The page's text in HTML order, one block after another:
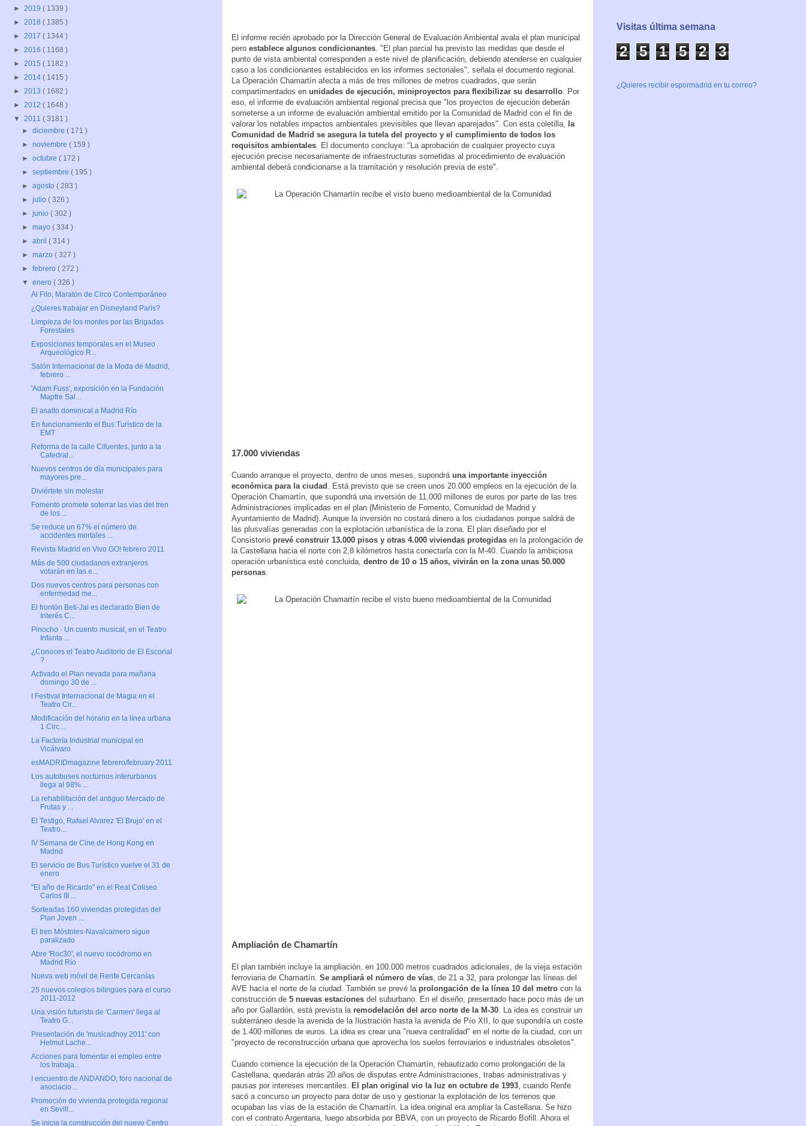
El informe recién aprobado por la Dirección General de Evaluación Ambiental avala el plan municipal
pero establece algunos condicionantes. "El plan parcial ha previsto las medidas que desde el
punto de vista ambiental corresponden a este nivel de planificación, debiendo atenderse en cualquier
caso a los condicionantes establecidos en los informes sectoriales", señala el documento regional.
La Operación Chamartín afecta a más de tres millones de metros cuadrados, que serán
compartimentados en unidades de ejecución, miniproyectos para flexibilizar su desarrollo. Por
eso, el informe de evaluación ambiental regional precisa que "los proyectos de ejecución deberán
someterse a un informe de evaluación ambiental emitido por la Comunidad de Madrid con el fin de
valorar los notables impactos ambientales previsibles que llevan aparejados". Con esta coletilla, la
Comunidad de Madrid se asegura la tutela del proyecto y el cumplimiento de todos los
requisitos ambientales. El documento concluye: "La aprobación de cualquier proyecto cuya
ejecución precise necesariamente de infraestructuras sometidas al procedimiento de evaluación
ambiental deberá condicionarse a la tramitación y resolución previa de este".
17.000 viviendas
Cuando arranque el proyecto, dentro de unos meses, supondrá una importante inyección
económica para la ciudad . Está previsto que se creen unos 20.000 empleos en la ejecución de la
Operación Chamartín, que supondrá una inversión de 11.000 millones de euros por parte de las tres
Administraciones implicadas en el plan (Ministerio de Fomento, Comunidad de Madrid y
Ayuntamiento de Madrid). Aunque la inversión no costará dinero a los ciudadanos porque saldrá de
las plusvalías generadas con la explotación urbanística de la zona. El plan diseñado por el
Consistorio prevé construir 13.000 pisos y otras 4.000 viviendas protegidas en la prolongación de
la Castellana hacia el norte con 2,8 kilómetros hasta conectarla con la M-40. Cuando la ambiciosa
operación urbanística esté concluida, dentro de 10 o 15 años, vivirán en la zona unas 50.000
personas.
Ampliación de Chamartín
El plan también incluye la ampliación, en 100.000 metros cuadrados adicionales, de la vieja estación
ferroviaria de Chamartín. Se ampliará el número de vías, de 21 a 32, para prolongar las líneas del
AVE hacía el norte de la ciudad. También se prevé la prolongación de la línea 10 del metro con la
construcción de 5 nuevas estaciones del suburbano. En el diseño, presentado hace poco más de un
año por Gallardón, está prevista la remodelación del arco norte de la M-30. La idea es construir un
subterráneo desde la avenida de la Ilustración hasta la avenida de Pío XII, lo que supondría un coste
de 1.400 millones de euros. La idea es crear una "nueva centralidad" en el norte de la ciudad, con un
"proyecto de reconstrucción urbana que aprovecha los suelos ferroviarios e industriales obsoletos".
Cuando comience la ejecución de la Operación Chamartín, rebautizado como prolongación de la
Castellana, quedarán atrás 20 años de disputas entre Administraciones, trabas administrativas y
pausas por intereses mercantiles. El plan original vio la luz en octubre de 1993, cuando Renfe
sacó a concurso un proyecto para dotar de uso y gestionar la explotación de los terrenos que
ocupaban las vías de la estación de Chamartín. La idea original era ampliar la Castellana. Se hizo
con el contrato Argentaria, luego absorbida por BBVA, con un proyecto de Ricardo Bofill. Ahora el
► 2019 ( 1339 )
► 2018 ( 1385 )
► 2017 ( 1344 )
► 2016 ( 1168 )
► 2015 ( 1182 )
► 2014 ( 1415 )
► 2013 ( 1682 )
► 2012 ( 1648 )
▼ 2011 ( 3181 )
►diciembre( 171 )
►noviembre( 159 )
►octubre( 172 )
►septiembre( 195 )
►agosto( 283 )
►julio( 326 )
►junio( 302 )
►mayo( 334 )
►abril( 314 )
►marzo( 327 )
►febrero( 272 )
▼enero( 326 )
Al Filo, Maratón de Circo Contemporáneo
¿Quieres trabajar en Disneyland Paris?
Limpieza de los montes por las Brigadas
Forestales
Exposiciones temporales en el Museo
Arqueológico R...
Salón Internacional de la Moda de Madrid,
febrero ...
'Adam Fuss', exposición en la Fundación
Mapfre Sal...
El asalto dominical a Madrid Río
En funcionamiento el Bus Turístico de la
EMT
Reforma de la calle Cifuentes, junto a la
Catedral...
Nuevos centros de día municipales para
mayores pre...
Diviértete sin molestar
Fomento promete soterrar las vías del tren
de los ...
Se reduce un 67% el número de
accidentes mortales ...
Revista Madrid en Vivo GO! febrero 2011
Más de 500 ciudadanos extranjeros
votarán en las e...
Dos nuevos centros para personas con
enfermedad me...
El frontón Beti-Jai es declarado Bien de
Interés C...
Pinocho · Un cuento musical, en el Teatro
Infanta ...
¿Conoces el Teatro Auditorio de El Escorial
?
Activado el Plan nevada para mañana
domingo 30 de ...
I Festival Internacional de Magia en el
Teatro Cir...
Modificación del horario en la línea urbana
1 Circ...
La Factoría Industrial municipal en
Vicálvaro
esMADRIDmagazine febrero/february 2011
Los autobuses nocturnos interurbanos
llega al 98% ...
La rehabilitación del antiguo Mercado de
Frutas y ...
El Testigo, Rafael Alvarez 'El Brujo' en el
Teatro...
IV Semana de Cine de Hong Kong en
Madrid
El servicio de Bus Turístico vuelve el 31 de
enero
"El año de Ricardo" en el Real Coliseo
Carlos III ...
Sorteadas 160 viviendas protegidas del
Plan Joven ...
El tren Móstoles-Navalcarnero sigue
paralizado
Abre 'Roc30', el nuevo rocódromo en
Madrid Río
Nueva web móvil de Renfe Cercanías
25 nuevos colegios bilingües para el curso
2011-2012
Una visión futurista de 'Carmen' llega al
Teatro G...
Presentación de 'musicadhoy 2011' con
Helmut Lache...
Acciones para fomentar el empleo entre
los trabaja...
I encuentro de ANDANDO, foro nacional de
asociacio...
Promoción de vivienda protegida regional
en Sevill...
Se inicia la construcción del nuevo Centro
Visitas última semana
2 5 1 5 2 3
¿Quieres recibir espormadrid en tu correo?